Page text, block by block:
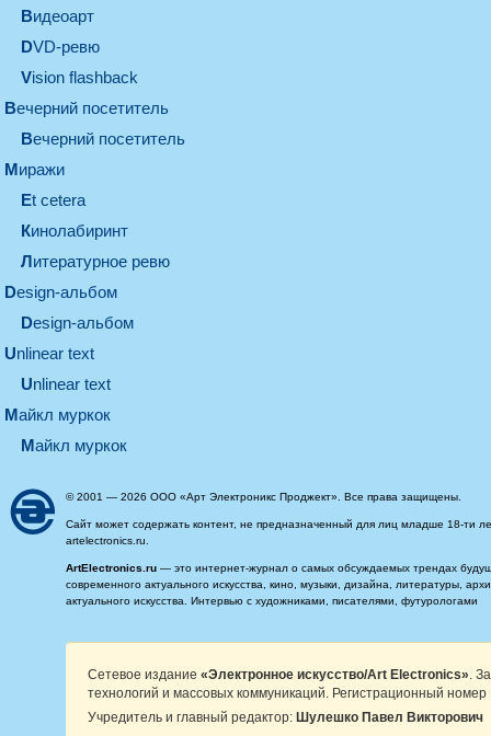
видеоарт
DVD-ревю
Vision flashback
вечерний посетитель
вечерний посетитель
миражи
et cetera
кинолабиринт
литературное ревю
design-альбом
design-альбом
unlinear text
Unlinear text
майкл муркок
майкл муркок
© 2001 — 2026 ООО «Арт Электроникс Проджект». Все права защищены.
Сайт может содержать контент, не предназначенный для лиц младше 18-ти
artelectronics.ru.
ArtElectronics.ru — это интернет-журнал о самых обсуждаемых трендах
современного актуального искусства, кино, музыки, дизайна, литературы,
актуального искусства. Интервью с художниками, писателями, футурологами
Сетевое издание «Электронное искусство/Art Electronics» .
технологий и массовых коммуникаций. Регистрационный
Учредитель и главный редактор: Шулешко Павел Викторович